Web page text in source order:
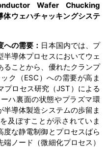
Wafer Chucking
ウェハチャッキングシステ
の需要： 日本国内では、プ
導体プロセスにおいてウェ
ることから、優れたクランプ
ク（ESC）への需要が高ま
プロセス研究（JST）による
ハ裏面の状態やプラズマ環
導体製造システムの歩留ま
及ぼすことが示されていま
な静電制御とプロセスばら
ノード（微細化プロセス）